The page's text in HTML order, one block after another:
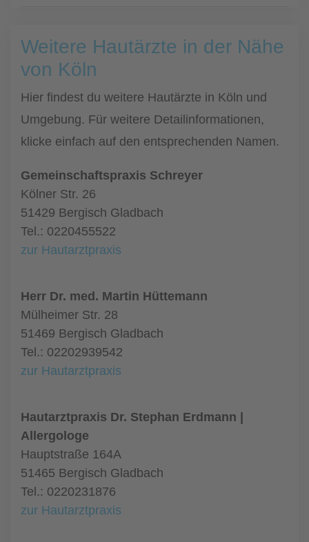
Weitere Hautärzte in der Nähe
von Köln
Hier findest du weitere Hautärzte in Köln und
Umgebung. Für weitere Detailinformationen,
klicke einfach auf den entsprechenden Namen.
Gemeinschaftspraxis Schreyer
Kölner Str. 26
51429 Bergisch Gladbach
Tel.: 0220455522
zur Hautarztpraxis
Herr Dr. med. Martin Hüttemann
Mülheimer Str. 28
51469 Bergisch Gladbach
Tel.: 02202939542
zur Hautarztpraxis
Hautarztpraxis Dr. Stephan Erdmann |
Allergologe
Hauptstraße 164A
51465 Bergisch Gladbach
Tel.: 0220231876
zur Hautarztpraxis